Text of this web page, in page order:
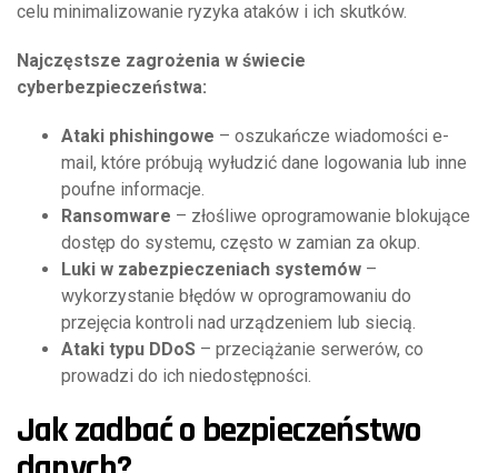
celu minimalizowanie ryzyka ataków i ich skutków.
Najczęstsze zagrożenia w świecie
cyberbezpieczeństwa:
Ataki phishingowe – oszukańcze wiadomości e-
mail, które próbują wyłudzić dane logowania lub inne
poufne informacje.
Ransomware – złośliwe oprogramowanie blokujące
dostęp do systemu, często w zamian za okup.
Luki w zabezpieczeniach systemów –
wykorzystanie błędów w oprogramowaniu do
przejęcia kontroli nad urządzeniem lub siecią.
Ataki typu DDoS – przeciążanie serwerów, co
prowadzi do ich niedostępności.
Jak zadbać o bezpieczeństwo